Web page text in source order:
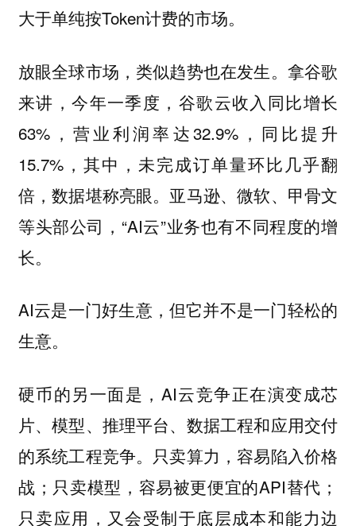
大于单纯按Token计费的市场。
放眼全球市场，类似趋势也在发生。拿谷歌
来讲，今年一季度，谷歌云收入同比增长
63%，营业利润率达32.9%，同比提升
15.7%，其中，未完成订单量环比几乎翻
倍，数据堪称亮眼。亚马逊、微软、甲骨文
等头部公司，“AI云”业务也有不同程度的增
长。
AI云是一门好生意，但它并不是一门轻松的
生意。
硬币的另一面是，AI云竞争正在演变成芯
片、模型、推理平台、数据工程和应用交付
的系统工程竞争。只卖算力，容易陷入价格
战；只卖模型，容易被更便宜的API替代；
只卖应用，又会受制于底层成本和能力边